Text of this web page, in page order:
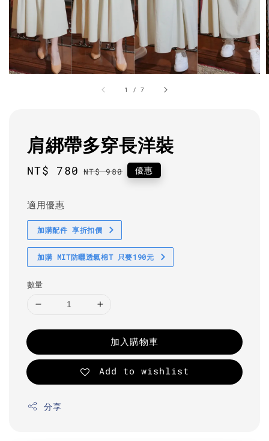
1 /7
肩綁帶多穿長洋裝
Sale
NT$ 780 Regular
NT$ 980 優惠
適用優惠
加購配件 享折扣價
加購 MIT防曬透氣棉T 只要190元
數量
加入購物車
Add to wishlist
分享